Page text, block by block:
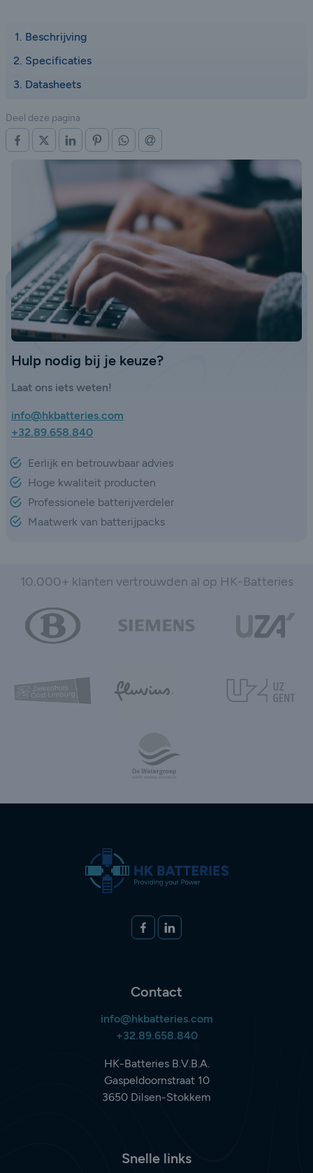
Beschrijving
Specificaties
Datasheets
Deel deze pagina
OP FACEBOOK
OP X (TWITTER)
OP LINKEDINOP PINTERESTOP WHATSAPP
Hulp nodig bij je keuze?
Laat ons iets weten!
info@hkbatteries.com
+32.89.658.840
Eerlijk en betrouwbaar advies
Hoge kwaliteit producten
Professionele batterijverdeler
Maatwerk van batterijpacks
10.000+ klanten vertrouwden al op HK-Batteries
Volg ons op
FACEBOOKLINKEDIN
Contact
info@hkbatteries.com
+32.89.658.840
HK-Batteries B.V.B.A.
Gaspeldoornstraat 10
3650 Dilsen-Stokkem
Snelle links